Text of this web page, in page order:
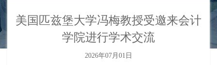
美国匹兹堡大学冯梅教授受邀来会计
学院进行学术交流
2026年07月01日